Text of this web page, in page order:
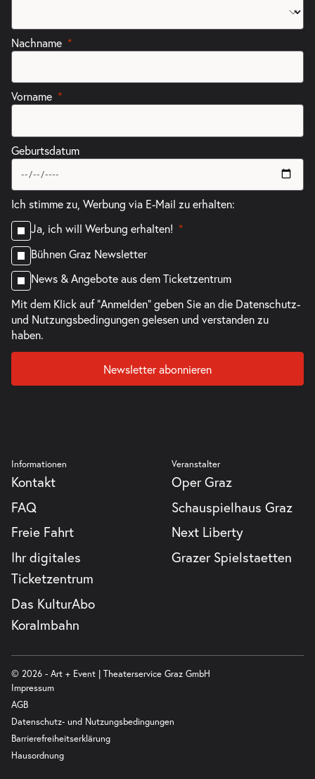
Nachname
Vorname
Geburtsdatum
Ich stimme zu, Werbung via E-Mail zu erhalten:
Ja, ich will Werbung erhalten!
Bühnen Graz Newsletter
News & Angebote aus dem Ticketzentrum
Mit dem Klick auf "Anmelden" geben Sie an die Datenschutz-
und Nutzungsbedingungengelesen und verstanden zu
haben.
Newsletter abonnieren
Informationen
Kontakt
FAQ
Freie Fahrt
Ihr digitales
Ticketzentrum
Das KulturAbo
Koralmbahn
Veranstalter
Oper Graz
Schauspielhaus Graz
Next Liberty
Grazer Spielstaetten
© 2026 - Art + Event | Theaterservice Graz GmbH
Impressum
AGB
Datenschutz- und Nutzungsbedingungen
Barrierefreiheitserklärung
Hausordnung